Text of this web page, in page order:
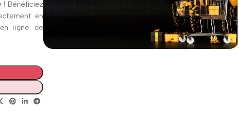
! Bénéficiez
en
ligne de